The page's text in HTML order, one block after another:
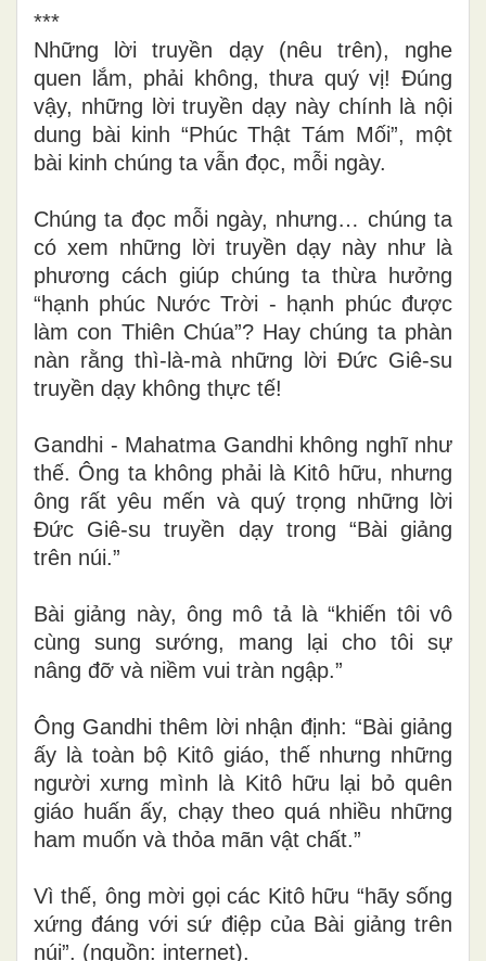
***
Những lời truyền dạy (nêu trên), nghe
quen lắm, phải không, thưa quý vị! Đúng
vậy, những lời truyền dạy này chính là nội
dung bài kinh “Phúc Thật Tám Mối”, một
bài kinh chúng ta vẫn đọc, mỗi ngày.
Chúng ta đọc mỗi ngày, nhưng… chúng ta
có xem những lời truyền dạy này như là
phương cách giúp chúng ta thừa hưởng
“hạnh phúc Nước Trời - hạnh phúc được
làm con Thiên Chúa”? Hay chúng ta phàn
nàn rằng thì-là-mà những lời Đức Giê-su
truyền dạy không thực tế!
Gandhi - Mahatma Gandhi không nghĩ như
thế. Ông ta không phải là Kitô hữu, nhưng
ông rất yêu mến và quý trọng những lời
Đức Giê-su truyền dạy trong “Bài giảng
trên núi.”
Bài giảng này, ông mô tả là “khiến tôi vô
cùng sung sướng, mang lại cho tôi sự
nâng đỡ và niềm vui tràn ngập.”
Ông Gandhi thêm lời nhận định: “Bài giảng
ấy là toàn bộ Kitô giáo, thế nhưng những
người xưng mình là Kitô hữu lại bỏ quên
giáo huấn ấy, chạy theo quá nhiều những
ham muốn và thỏa mãn vật chất.”
Vì thế, ông mời gọi các Kitô hữu “hãy sống
xứng đáng với sứ điệp của Bài giảng trên
núi”. (nguồn: internet).